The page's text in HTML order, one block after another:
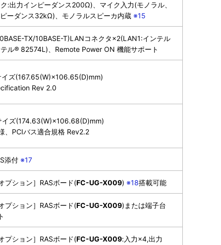
:出力インピーダンス200Ω)、マイク入力(モノラル、
ーダンス32kΩ)、モノラルスピーカ内蔵 ※15
TX/10BASE-T)LANコネクタ×2(LAN1:インテル
ル® 82574L)、Remote Power ON 機能サポート
イズ(167.65(W)×106.65(D)mm)
Rev 2.0
イズ(174.63(W)×106.68(D)mm)
PCIバス適合規格 Rev2.2
添付 ※17
プション］RASボード(FC-UG-X009) ※18搭載可能
プション］RASボード(FC-UG-X009)または端子台
プション］RASボード(FC-UG-X009:入力×4,出力